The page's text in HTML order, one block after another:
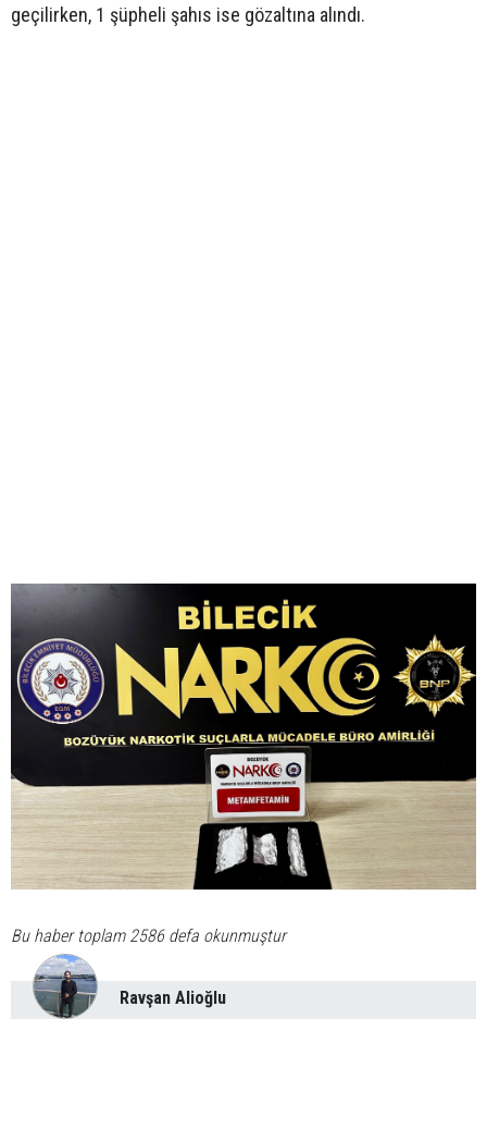
geçilirken, 1 şüpheli şahıs ise gözaltına alındı.
Bu haber toplam 2586 defa okunmuştur
Ravşan Alioğlu